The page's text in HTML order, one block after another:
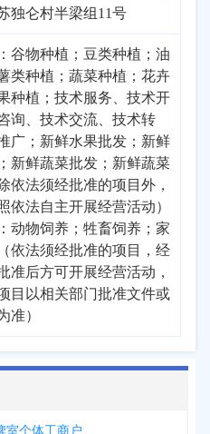
独仑村半梁组11号
谷物种植；豆类种植；油
类种植；蔬菜种植；花卉
种植；技术服务、技术开
询、技术交流、技术转
广；新鲜水果批发；新鲜
新鲜蔬菜批发；新鲜蔬菜
依法须经批准的项目外，
依法自主开展经营活动）
动物饲养；牲畜饲养；家
依法须经批准的项目，经
准后方可开展经营活动，
目以相关部门批准文件或
准）
室个体工商户